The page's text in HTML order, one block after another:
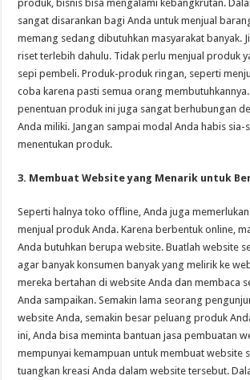
produk, bisnis bisa mengalami kebangkrutan.
sangat disarankan bagi Anda untuk menjual
memang sedang dibutuhkan masyarakat banyak.
riset terlebih dahulu. Tidak perlu menjual produk
sepi pembeli. Produk-produk ringan, seperti
coba karena pasti semua orang
penentuan produk ini juga sangat berhubungan
Anda miliki. Jangan sampai modal Anda habis sia-
menentukan produk.
3. Membuat Website yang Menarik untuk
Seperti halnya toko offline, Anda juga
menjual produk Anda. Karena berbentuk online,
Anda butuhkan berupa website. Buatlah website
agar banyak konsumen banyak yang melirik ke
mereka bertahan di website Anda dan membaca
Anda sampaikan. Semakin lama seorang
website Anda, semakin besar peluang produk
ini, Anda bisa meminta bantuan jasa pembuatan
mempunyai kemampuan untuk membuat website
tuangkan kreasi Anda dalam website tersebut.